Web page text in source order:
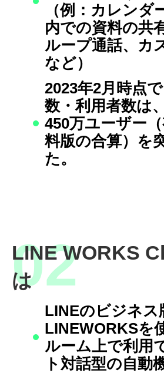
（例：カレンダ
内での資料の共
ループ通話、カ
など）
2023年2月時点
数・利用者数は
450万ユーザー
料版の合算）を
た。
LINE WORKS
は
LINEのビジネス
LINEWORKSを
ルーム上で利用
ト対話型の自動